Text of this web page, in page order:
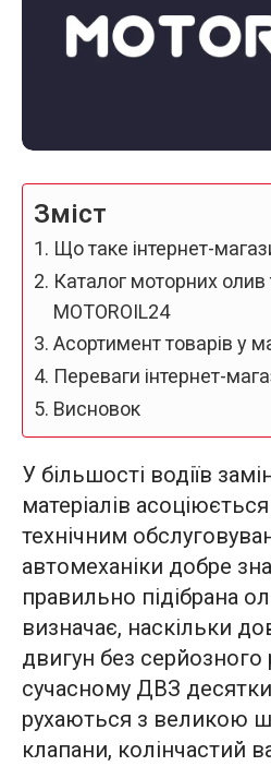
Зміст
Що таке інтернет-
Каталог моторних олив
MOTOROIL24
Асортимент товарів у
Переваги інтернет-
Висновок
У більшості водіїв
матеріалів
технічним
автомеханіки добре
правильно підібрана
визначає, наскільки
двигун без
сучасному ДВЗ
рухаються з великою
клапани, колінчастий